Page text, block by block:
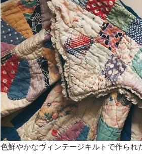
色鮮やかなヴィンテージキルトで作ら